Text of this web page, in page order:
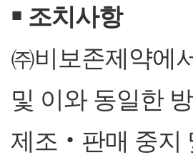
￭ 조치사항
㈜비보존제약에
및 이와 동일한
제조‧판매 중지